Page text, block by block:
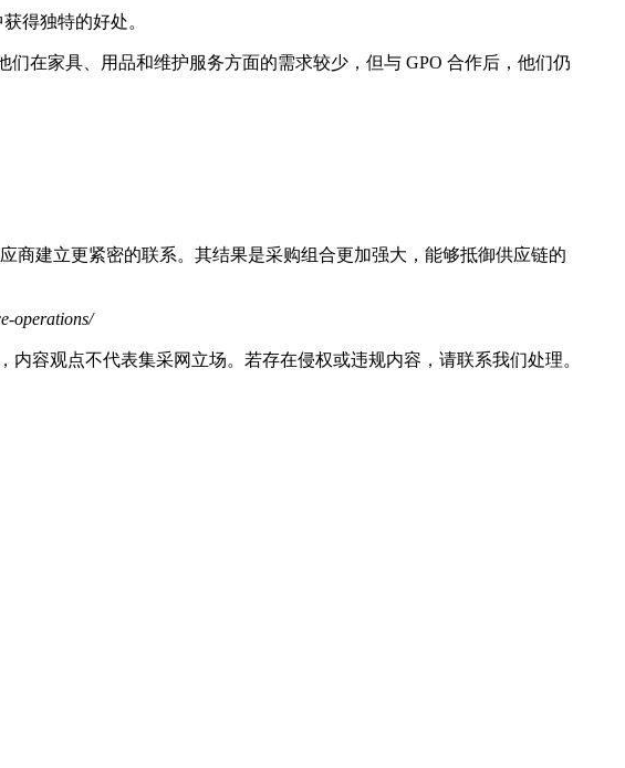
得独特的好处。
在家具、用品和维护服务方面的需求较少，但与 GPO 合作后，他们仍
商建立更紧密的联系。其结果是采购组合更加强大，能够抵御供应链的
operations/
内容观点不代表集采网 立场。若存在侵权或违规内容，请联系我们处理。